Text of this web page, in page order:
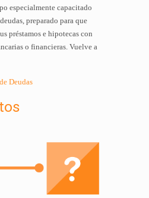
especialmente capacitado
preparado para que
préstamos e hipotecas con
o financieras. Vuelve a
Deudas